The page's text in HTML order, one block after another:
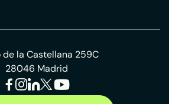
de la Castellana 259C
28046 Madrid